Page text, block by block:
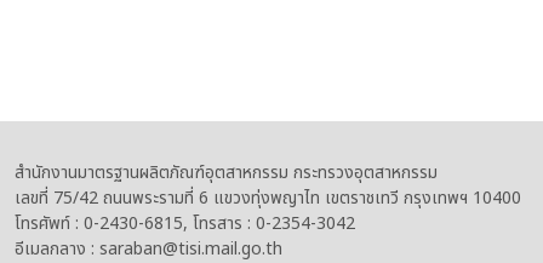
สำนักงานมาตรฐานผลิตภัณฑ์อุตสาหกรรม กระทรวงอุตสาหกรรม
เลขที่ 75/42 ถนนพระรามที่ 6 แขวงทุ่งพญาไท เขตราชเทวี กรุงเทพฯ 10400
โทรศัพท์ : 0-2430-6815, โทรสาร : 0-2354-3042
อีเมลกลาง : saraban@tisi.mail.go.th